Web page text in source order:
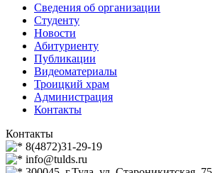
Сведения об организации
Студенту
Новости
Абитуриенту
Публикации
Видеоматериалы
Троицкий храм
Администрация
Контакты
Контакты
8(4872)31-29-19
info@tulds.ru